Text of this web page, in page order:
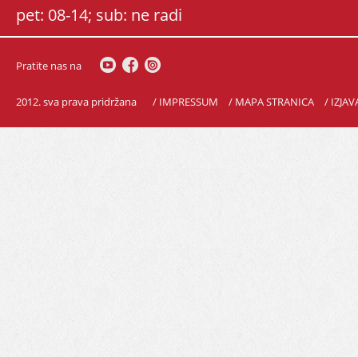
pet: 08-14; sub: ne radi
Pratite nas na
2012. sva prava pridržana / IMPRESSUM / MAPA STRANICA /